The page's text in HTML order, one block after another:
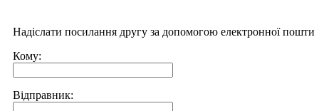
Надіслати посилання другу за допомогою електронної пошти
Кому:
Відправник: